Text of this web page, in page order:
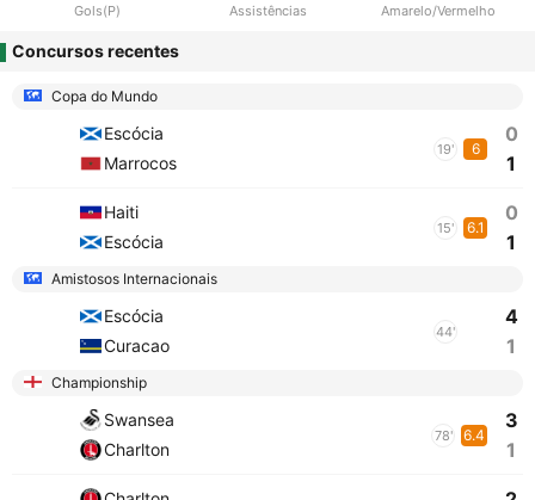
Gols(P) Assistências Amarelo/Vermelho
Concursos recentes
Copa do Mundo
Escócia
Marrocos
19' 6
0
1
Haiti
Escócia
15' 6.1
0
1
Amistosos Internacionais
Escócia
Curacao
44'
4
1
Championship
Swansea
Charlton
78' 6.4
3
1